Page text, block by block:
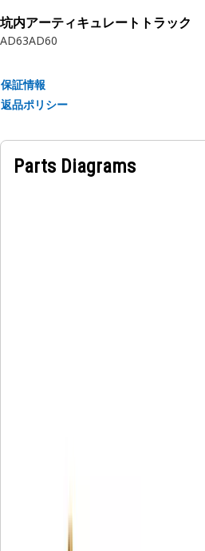
坑内アーティキュレートトラック
AD63AD60
保証情報
返品ポリシー
Parts Diagrams